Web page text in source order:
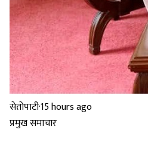
सेतोपाटी·15 hours ago
प्रमुख समाचार